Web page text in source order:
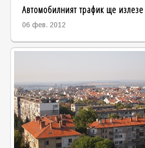
Автомобилният трафик ще
06 фев. 2012